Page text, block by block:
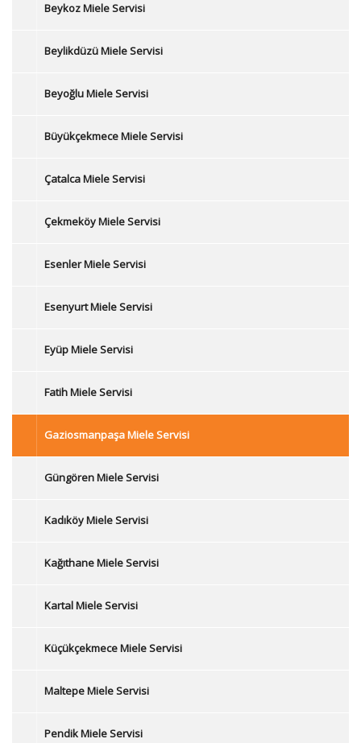
Beykoz Miele Servisi
Beylikdüzü Miele Servisi
Beyoğlu Miele Servisi
Büyükçekmece Miele Servisi
Çatalca Miele Servisi
Çekmeköy Miele Servisi
Esenler Miele Servisi
Esenyurt Miele Servisi
Eyüp Miele Servisi
Fatih Miele Servisi
Gaziosmanpaşa Miele Servisi
Güngören Miele Servisi
Kadıköy Miele Servisi
Kağıthane Miele Servisi
Kartal Miele Servisi
Küçükçekmece Miele Servisi
Maltepe Miele Servisi
Pendik Miele Servisi